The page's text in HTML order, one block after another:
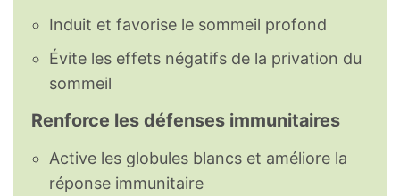
Induit et favorise le sommeil profond
Évite les effets négatifs de la privation du
sommeil
Renforce les défenses immunitaires
Active les globules blancs et améliore la
réponse immunitaire